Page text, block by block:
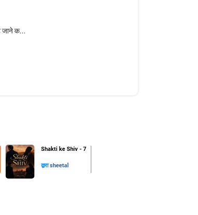
जाने क...
Shakti ke Shiv - 7
द्वाराsheetal